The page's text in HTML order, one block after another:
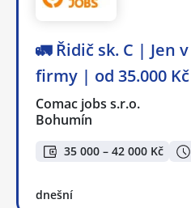
🚛 Řidič sk. C | Jen
firmy | od 35.000
Comac jobs s.r.o.
Bohumín
35 000 – 42 000 Kč
dnešní